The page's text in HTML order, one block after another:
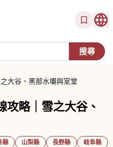
大谷、黑部水壩與室堂
攻略｜雪之大谷、
縣 山梨縣 長野縣
岐阜縣